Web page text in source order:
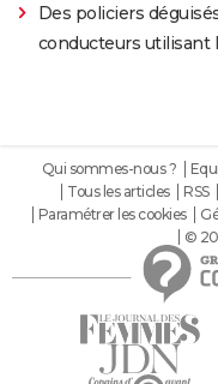
Des policiers
conducteurs utilisant
Qui sommes-nous ?
Tous les articles
RSS
Paramétrer les cookies
©